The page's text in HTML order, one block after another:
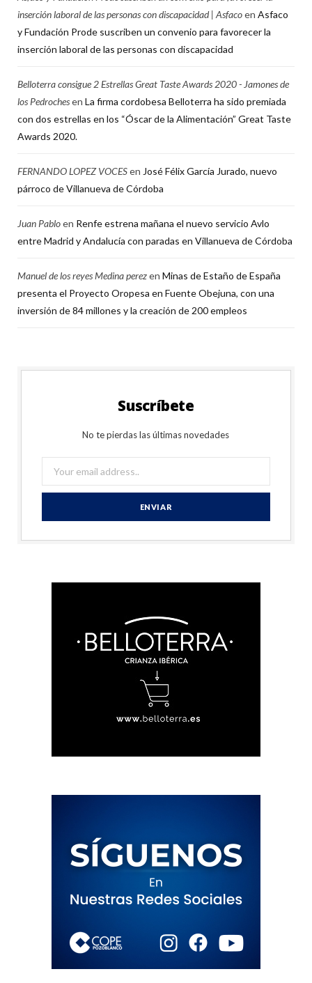
inserción laboral de las personas con discapacidad | Asfacoen Asfaco
y Fundación Prode suscriben un convenio para favorecer la
inserción laboral de las personas con discapacidad
Belloterra consigue 2 Estrellas Great Taste Awards 2020 - Jamones de
los Pedrochesen La firma cordobesa Belloterra ha sido premiada
con dos estrellas en los “Óscar de la Alimentación” Great Taste
Awards 2020.
FERNANDO LOPEZ VOCESen José Félix García Jurado, nuevo
párroco de Villanueva de Córdoba
Juan Pabloen Renfe estrena mañana el nuevo servicio Avlo
entre Madrid y Andalucía con paradas en Villanueva de Córdoba
Manuel de los reyes Medina perezen Minas de Estaño de España
presenta el Proyecto Oropesa en Fuente Obejuna, con una
inversión de 84 millones y la creación de 200 empleos
Suscríbete
No te pierdas las últimas novedades